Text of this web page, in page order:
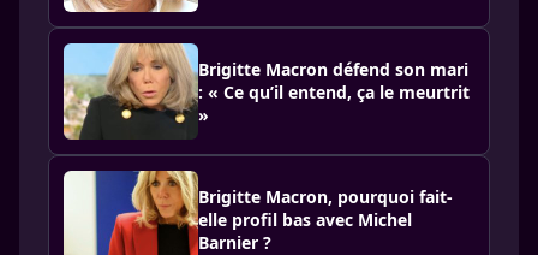
Brigitte Macron défend son mari
: « Ce qu’il entend, ça le meurtrit
»
Brigitte Macron, pourquoi fait-
elle profil bas avec Michel
Barnier ?